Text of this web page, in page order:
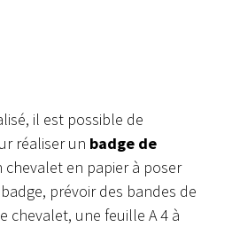
il est possible de
réaliser un badge de
chevalet en papier à poser
prévoir des bandes de
chevalet, une feuille A 4 à